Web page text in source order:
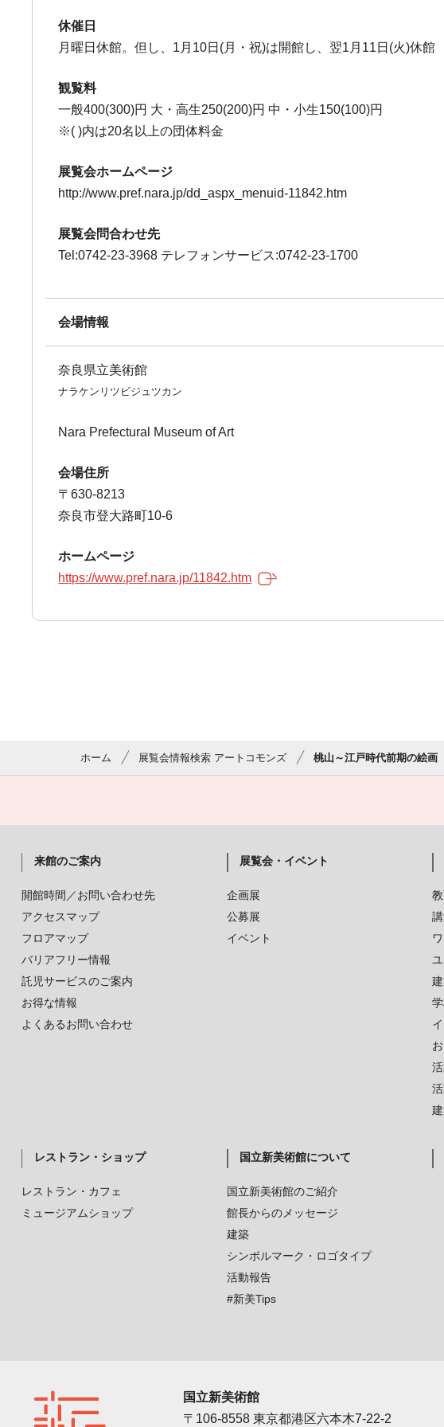
休催日
月曜日休館。但し、1月10日(月・祝)は開館し、翌1月11日(火)休館
観覧料
一般400(300)円 大・高生250(200)円 中・小生150(100)円
※( )内は20名以上の団体料金
展覧会ホームページ
http://www.pref.nara.jp/dd_aspx_menuid-11842.htm
展覧会問合わせ先
Tel:0742-23-3968 テレフォンサービス:0742-23-1700
会場情報
奈良県立美術館
ナラケンリツビジュツカン
Nara Prefectural Museum of Art
会場住所
〒630-8213
奈良市登大路町10-6
ホームページ
https://www.pref.nara.jp/11842.htm
ホーム 展覧会情報検索 アートコモンズ 桃山～江戸時代前期の絵画
来館のご案内
開館時間／お問い合わせ先
アクセスマップ
フロアマップ
バリアフリー情報
託児サービスのご案内
お得な情報
よくあるお問い合わせ
展覧会・イベント
企画展
公募展
イベント
レストラン・ショップ
レストラン・カフェ
ミュージアムショップ
国立新美術館について
国立新美術館のご紹介
館長からのメッセージ
建築
シンボルマーク・ロゴタイプ
活動報告
#新美Tips
国立新美術館
〒106-8558 東京都港区六本木7-22-2